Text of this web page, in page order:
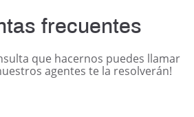
frecuentes
que hacernos puedes llamar
agentes te la resolverán!